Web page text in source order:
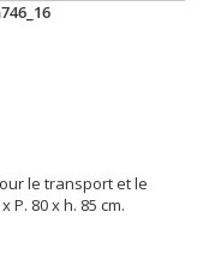
le transport et le
P. 80 x h. 85 cm.